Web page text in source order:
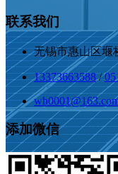
联系我们
无锡市惠山区堰
13373663588/
添加微信